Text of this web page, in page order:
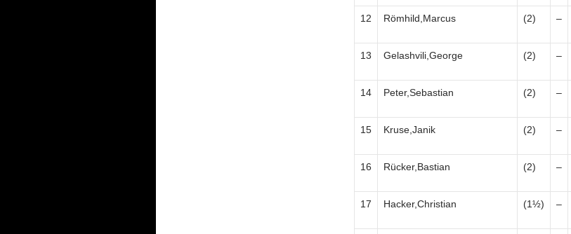
12 Römhild,Marcus (2) –
13 Gelashvili,George (2) –
14 Peter,Sebastian (2) –
15 Kruse,Janik (2) –
16 Rücker,Bastian (2) –
17 Hacker,Christian (1½) –